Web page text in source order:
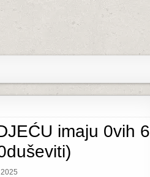
imaju 0vih 6